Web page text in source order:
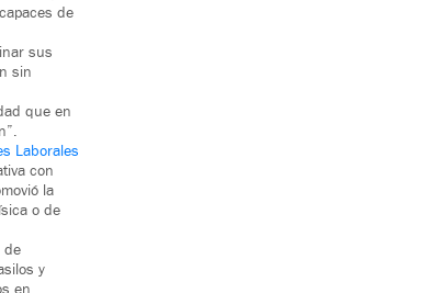
de
sus
sin
que en
Laborales
con
la
o de
de
y